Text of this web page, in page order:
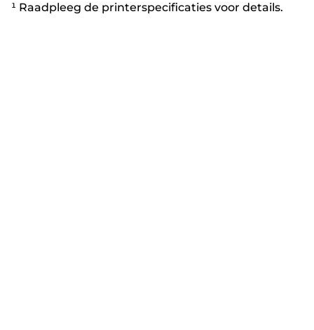
¹ Raadpleeg de printerspecificaties voor details.